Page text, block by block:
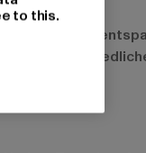
perfekt zu
in
to this.